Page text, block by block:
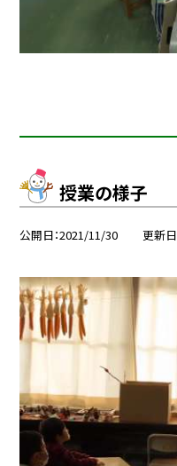
授業の様子
公開日 2021/11/30 更新日